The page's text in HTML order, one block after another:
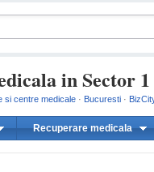
in Sector
si centre medicale · Bucuresti ·
Recuperare medicala